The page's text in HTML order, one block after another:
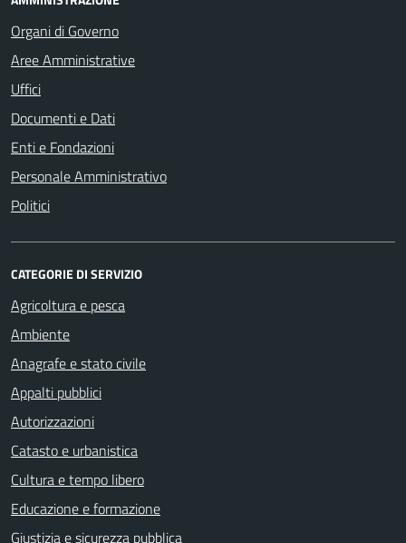
Organi di Governo
Aree Amministrative
Uffici
Documenti e Dati
Enti e Fondazioni
Personale Amministrativo
Politici
CATEGORIE DI SERVIZIO
Agricoltura e pesca
Ambiente
Anagrafe e stato civile
Appalti pubblici
Autorizzazioni
Catasto e urbanistica
Cultura e tempo libero
Educazione e formazione
Giustizia e sicurezza pubblica